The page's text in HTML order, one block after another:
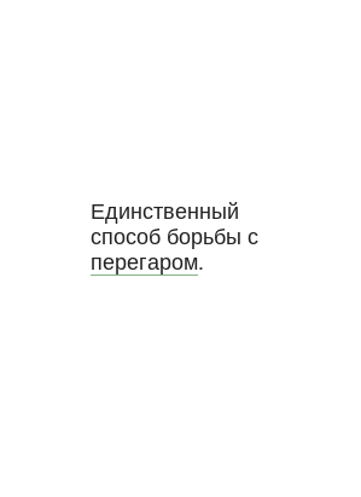
Единственный
способ борьбы с
перегаром.